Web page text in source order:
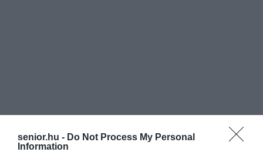
senior.hu - Do Not Process My Personal
Information